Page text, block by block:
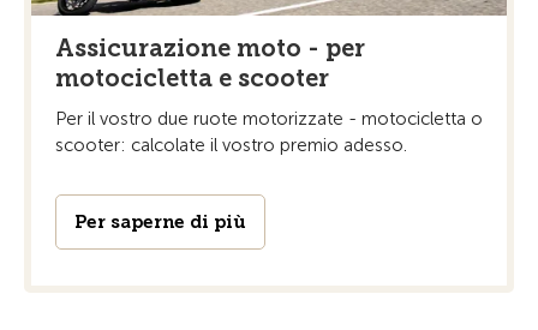
Assicurazione moto - per
motocicletta e scooter
Per il vostro due ruote motorizzate - motocicletta o
scooter: calcolate il vostro premio adesso.
Per saperne di più